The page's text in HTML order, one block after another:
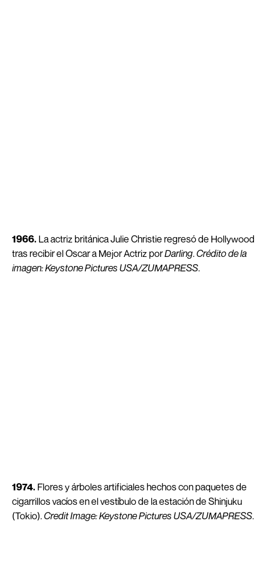
1966. La actriz británica Julie Christie regresó de Hollywood
tras recibir el Oscar a Mejor Actriz porDarling.Crédito de la
imagen: Keystone Pictures USA/ZUMAPRESS.
1974. Flores y árboles artificiales hechos con paquetes de
cigarrillos vacíos en el vestíbulo de la estación de Shinjuku
(Tokio).Credit Image: Keystone Pictures USA/ZUMAPRESS.